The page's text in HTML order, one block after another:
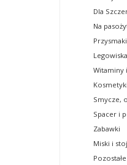
Dla
Na
Przysmaki
Witaminy
Smycze,
Spacer i
Zabawki
Miski i